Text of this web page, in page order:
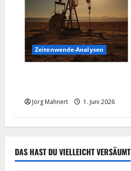
Zeitenwende-Analysen
Jörg Mahnert 1. Juni 2026
DAS HAST DU VIELLEICHT VERSÄUMT